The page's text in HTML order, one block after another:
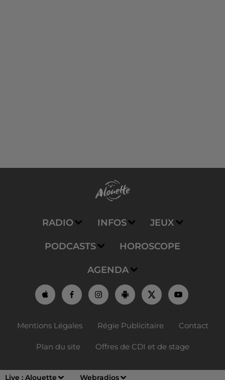
Live : Alouette Webradios
RADIO INFOS JEUX
PODCASTS HOROSCOPE
AGENDA
Mentions Légales Régie Publicitaire Contact
Plan du site Offres de CDI et de stage